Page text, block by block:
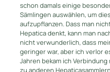
schon damals einige
Sämlingen auswählen, um
aufzupflanzen. Dass man
Hepatica denkt, kann man
nicht verwunderlich, dass
geringer war, aber ich verlor
Jahren bekam ich Verbindung
zu anderen